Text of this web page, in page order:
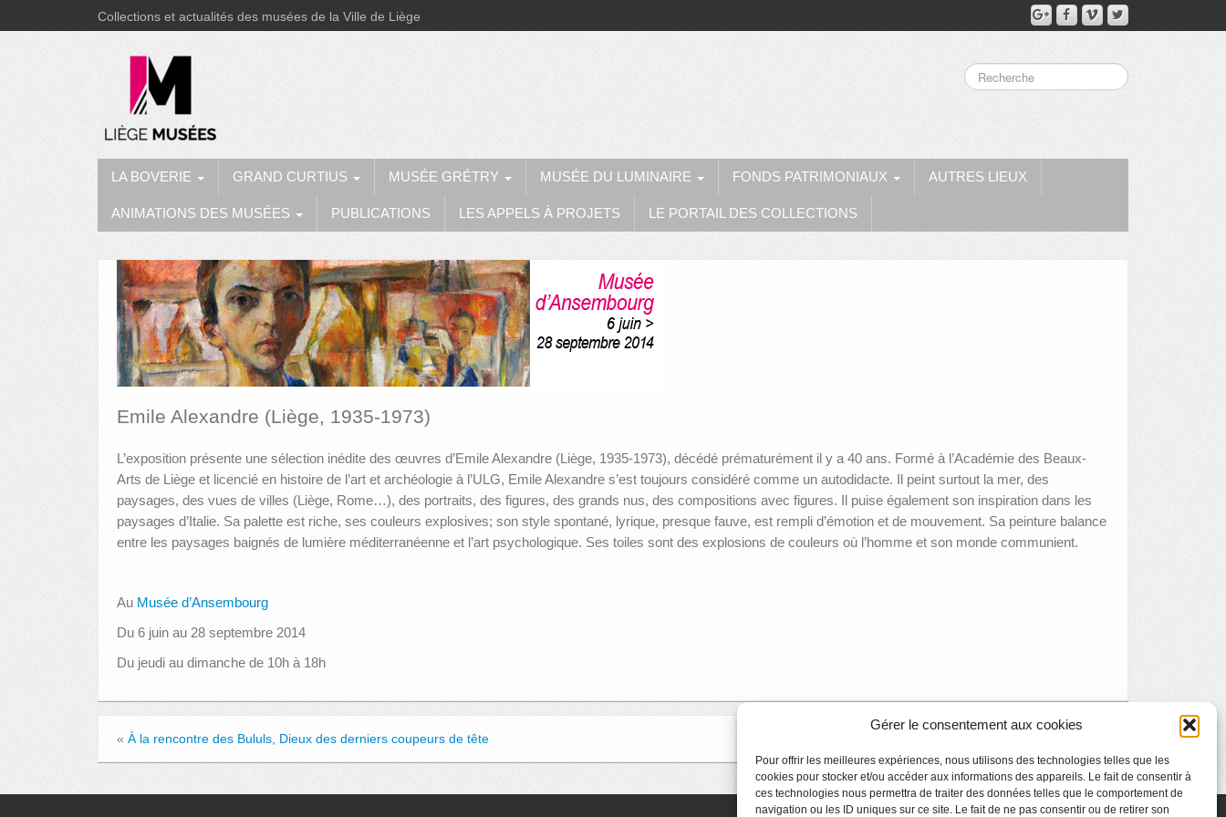
Gérer le consentement aux cookies
Pour offrir les meilleures expériences, nous utilisons des technologies telles que les
cookies pour stocker et/ou accéder aux informations des appareils. Le fait de consentir à
ces technologies nous permettra de traiter des données telles que le comportement de
navigation ou les ID uniques sur ce site. Le fait de ne pas consentir ou de retirer son
Collections et actualités des musées de la Ville de Liège
LA BOVERIE GRAND CURTIUS MUSÉE GRÉTRY MUSÉE DU LUMINAIRE FONDS PATRIMONIAUX AUTRES LIEUX
ANIMATIONS DES MUSÉES PUBLICATIONS LES APPELS À PROJETS LE PORTAIL DES COLLECTIONS
Emile Alexandre (Liège, 1935-1973)
L’exposition présente une sélection inédite des œuvres d’Emile Alexandre (Liège, 1935-1973), décédé prématurément il y a 40 ans. Formé à l’Académie des Beaux-
Arts de Liège et licencié en histoire de l’art et archéologie à l’ULG, Emile Alexandre s’est toujours considéré comme un autodidacte. Il peint surtout la mer, des
paysages, des vues de villes (Liège, Rome…), des portraits, des figures, des grands nus, des compositions avec figures. Il puise également son inspiration dans les
paysages d’Italie. Sa palette est riche, ses couleurs explosives; son style spontané, lyrique, presque fauve, est rempli d’émotion et de mouvement. Sa peinture balance
entre les paysages baignés de lumière méditerranéenne et l’art psychologique. Ses toiles sont des explosions de couleurs où l’homme et son monde communient.
Au Musée d’Ansembourg
Du 6 juin au 28 septembre 2014
Du jeudi au dimanche de 10h à 18h
« À la rencontre des Bululs, Dieux des derniers coupeurs de tête